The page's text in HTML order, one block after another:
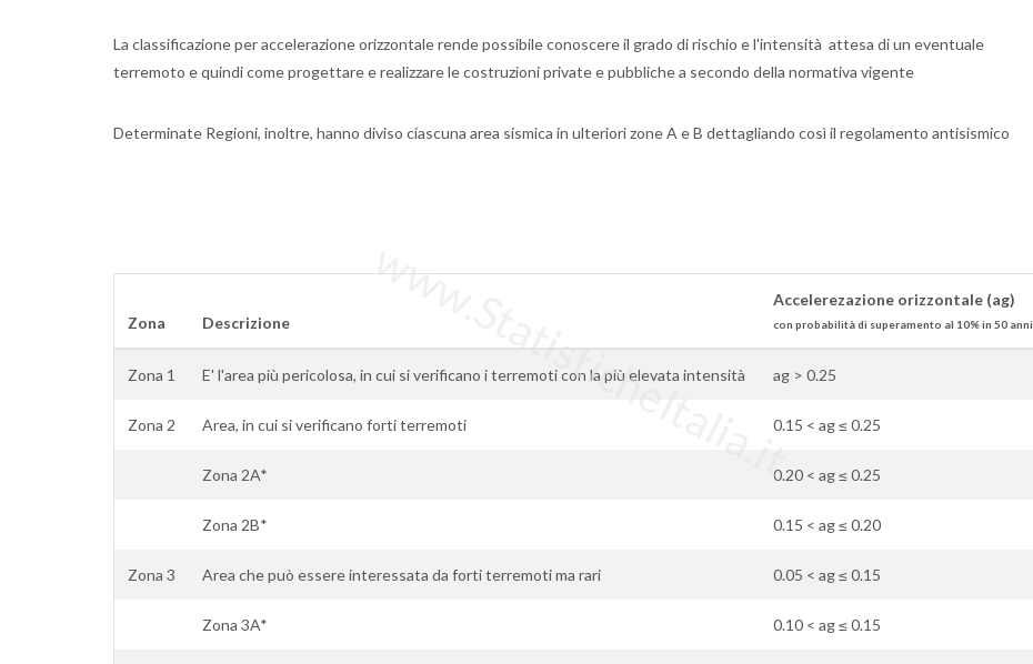
La classificazione per accelerazione orizzontale rende possibile conoscere il grado di rischio e l'intensità attesa di un eventuale
terremoto e quindi come progettare e realizzare le costruzioni private e pubbliche a secondo della normativa vigente
Determinate Regioni, inoltre, hanno diviso ciascuna area sismica in ulteriori zone A e B dettagliando così il regolamento antisismico
Zona Descrizione
Accelerezazione orizzontale (ag)
con probabilità di superamento al 10% in 50 anni
Zona 1 E' l'area più pericolosa, in cui si verificano i terremoti con la più elevata intensità ag > 0.25
Zona 2 Area, in cui si verificano forti terremoti 0.15 < ag ≤ 0.25
Zona 2A* 0.20 < ag ≤ 0.25
Zona 2B* 0.15 < ag ≤ 0.20
Zona 3 Area che può essere interessata da forti terremoti ma rari 0.05 < ag ≤ 0.15
Zona 3A* 0.10 < ag ≤ 0.15
www.StatisticheItalia.it